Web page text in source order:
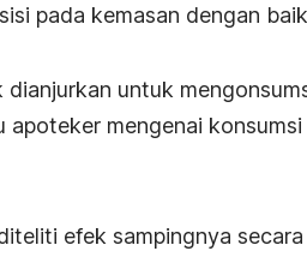
pada kemasan dengan
untuk
mengenai
efek sampingnya secara